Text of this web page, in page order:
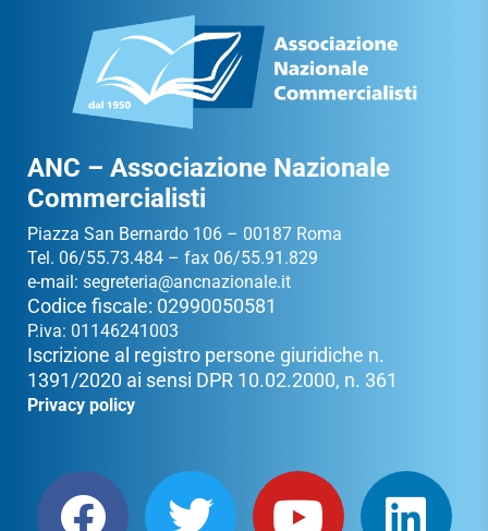
ANC – Associazione Nazionale
Commercialisti
Piazza San Bernardo 106 – 00187 Roma
Tel. 06/55.73.484 – fax 06/55.91.829
e-mail: segreteria@ancnazionale.it
Codice fiscale: 02990050581
P.iva: 01146241003
Iscrizione al registro persone giuridiche n.
1391/2020 ai sensi DPR 10.02.2000, n. 361
Privacy policy